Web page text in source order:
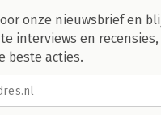
onze nieuwsbrief en
interviews en
beste acties.